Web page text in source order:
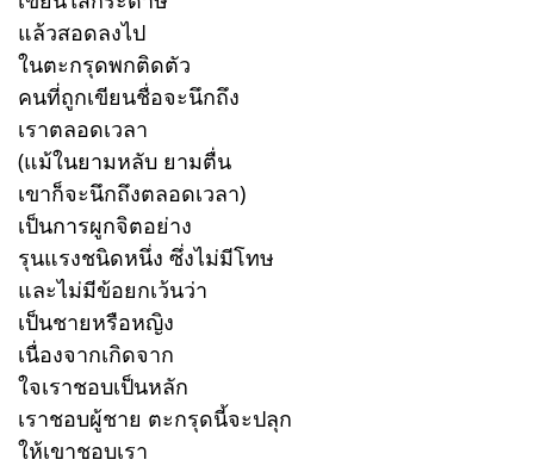
แล้วสอดลงไป
ในตะกรุดพกติดตัว
คนที่ถูกเขียนชื่อจะนึกถึง
เราตลอดเวลา
(แม้ในยามหลับ ยามตื่น
เขาก็จะนึกถึงตลอดเวลา)
เป็นการผูกจิตอย่าง
รุนแรงชนิดหนึ่ง ซึ่งไม่มีโทษ
และไม่มีข้อยกเว้นว่า
เป็นชายหรือหญิง
เนื่องจากเกิดจาก
ใจเราชอบเป็นหลัก
เราชอบผู้ชาย ตะกรุดนี้จะปลุก
ให้เขาชอบเรา